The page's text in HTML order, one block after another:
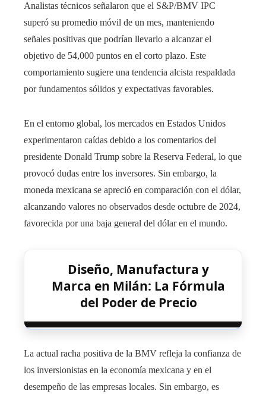
Analistas técnicos señalaron que el S&P/BMV IPC
superó su promedio móvil de un mes, manteniendo
señales positivas que podrían llevarlo a alcanzar el
objetivo de 54,000 puntos en el corto plazo. Este
comportamiento sugiere una tendencia alcista respaldada
por fundamentos sólidos y expectativas favorables.​
En el entorno global, los mercados en Estados Unidos
experimentaron caídas debido a los comentarios del
presidente Donald Trump sobre la Reserva Federal, lo que
provocó dudas entre los inversores. Sin embargo, la
moneda mexicana se apreció en comparación con el dólar,
alcanzando valores no observados desde octubre de 2024,
favorecida por una baja general del dólar en el mundo.
Diseño, Manufactura y
Marca en Milán: La Fórmula
del Poder de Precio
La actual racha positiva de la BMV refleja la confianza de
los inversionistas en la economía mexicana y en el
desempeño de las empresas locales. Sin embargo, es